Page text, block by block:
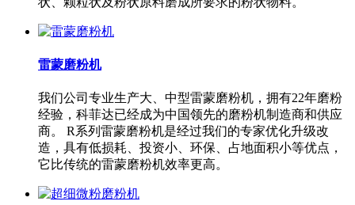
雷蒙磨粉机
我们公司专业生产大、中型雷蒙磨粉机，拥有22年磨粉
经验，科菲达已经成为中国领先的磨粉机制造商和供应
商。 R系列雷蒙磨粉机是经过我们的专家优化升级改
造，具有低损耗、投资小、环保、占地面积小等优点，
它比传统的雷蒙磨粉机效率更高。